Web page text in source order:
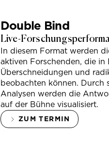
Double Bind
Live-
In diesem Format werden
aktiven Forschenden, die
Überschneidungen und
beobachten können. Durch
Analysen werden die
auf der Bühne visualisiert.
ZUM TERMIN